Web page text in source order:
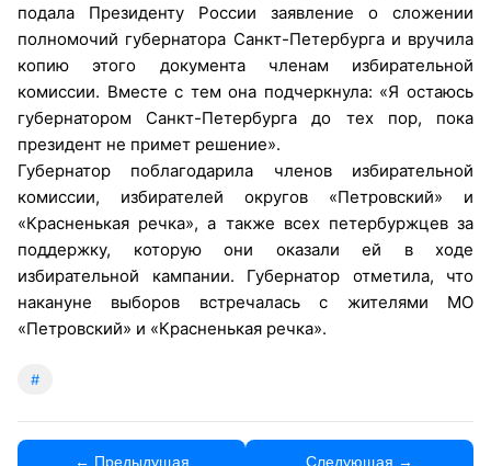
подала Президенту России заявление о сложении
полномочий губернатора Санкт-Петербурга и вручила
копию этого документа членам избирательной
комиссии. Вместе с тем она подчеркнула: «Я остаюсь
губернатором Санкт-Петербурга до тех пор, пока
президент не примет решение».
Губернатор поблагодарила членов избирательной
комиссии, избирателей округов «Петровский» и
«Красненькая речка», а также всех петербуржцев за
поддержку, которую они оказали ей в ходе
избирательной кампании. Губернатор отметила, что
накануне выборов встречалась с жителями МО
«Петровский» и «Красненькая речка».
#
← Предыдущая Следующая →